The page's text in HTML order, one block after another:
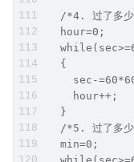
/*4. 过了多
  hour=0;
  {
sec-
    hour++;
  }
/*5. 过了多
  min=0;